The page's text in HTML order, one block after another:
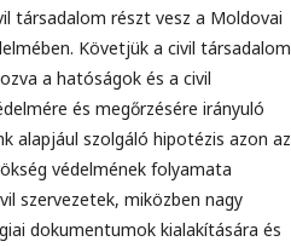
társadalom részt vesz a Moldovai
Követjük a civil társadalom
a hatóságok és a civil
és megőrzésére irányuló
alapjául szolgáló hipotézis azon az
védelmének folyamata
szervezetek, miközben nagy
dokumentumok kialakítására és